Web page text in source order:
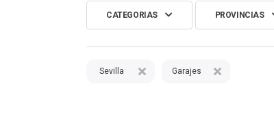
CATEGORIAS PROVINCIAS
Sevilla Garajes